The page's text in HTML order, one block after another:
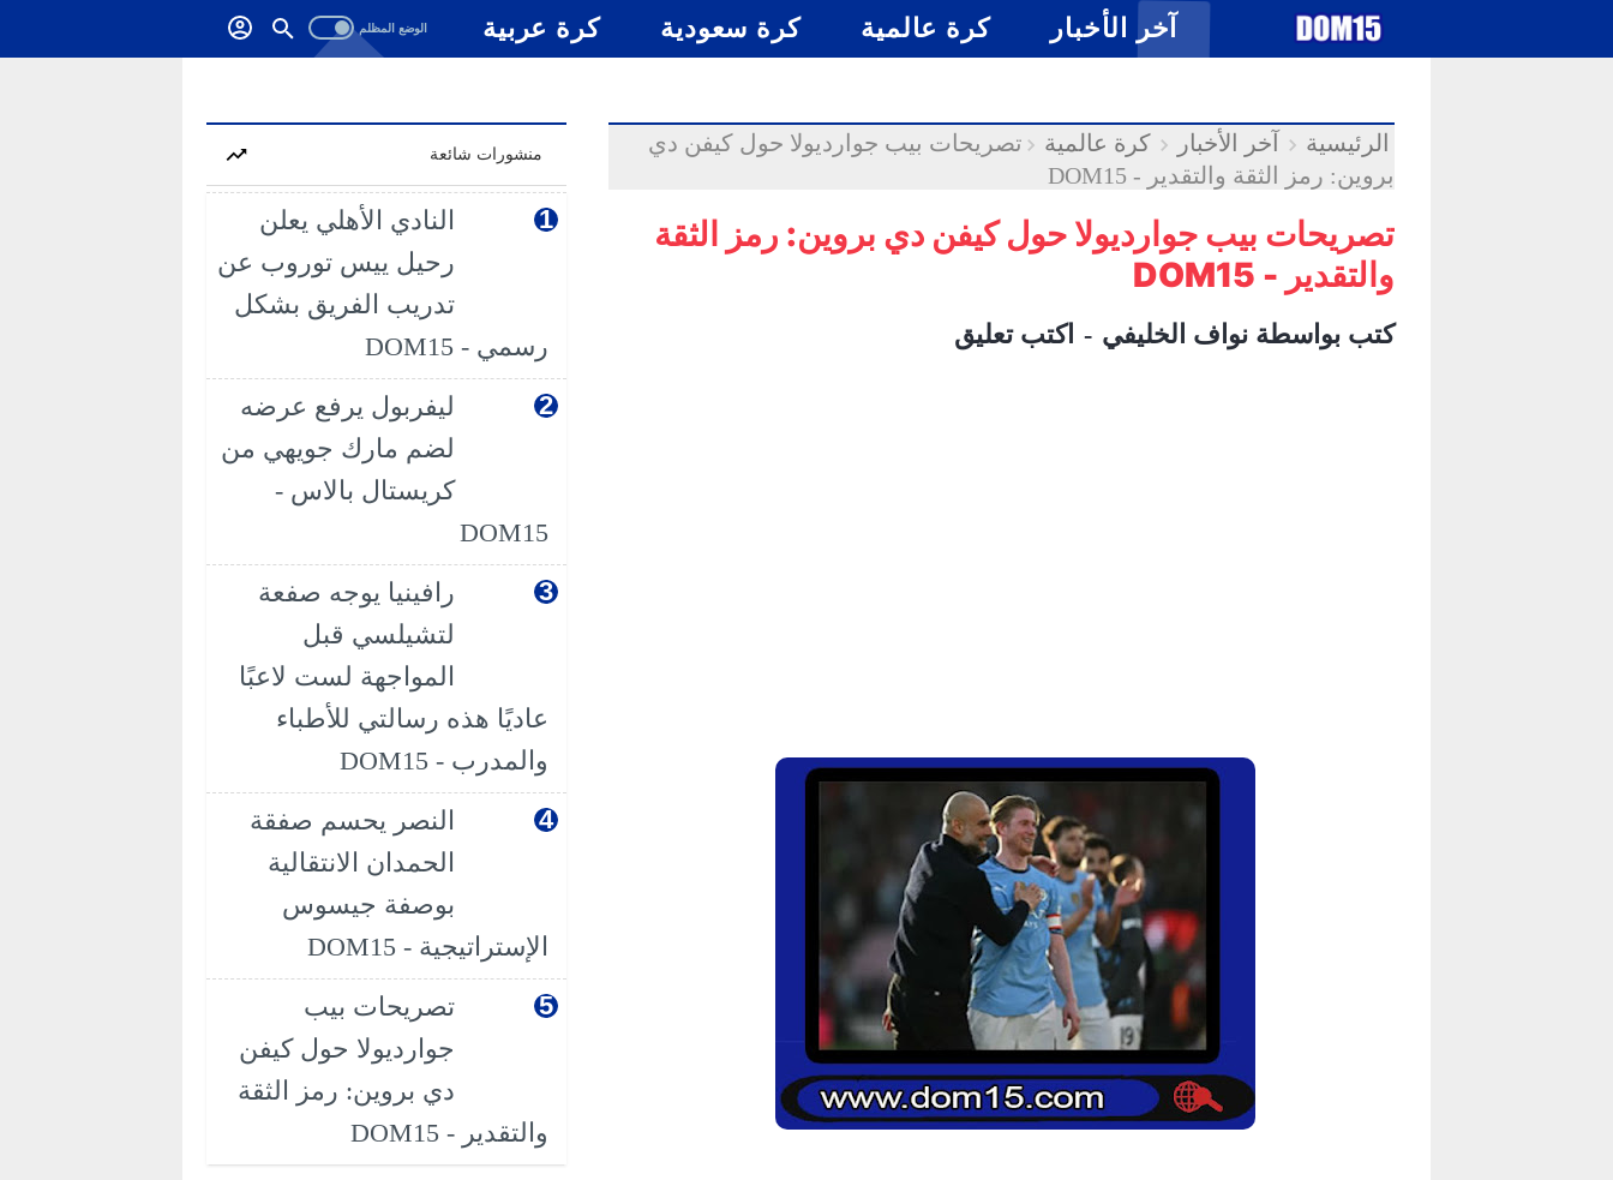
آخر الأخبار كرة عالمية كرة سعودية كرة عربية
الرئيسية آخر الأخبار كرة عالمية
تصريحات بيب جوارديولا حول كيفن دي
بروين: رمز الثقة والتقدير - DOM15
تصريحات بيب جوارديولا حول كيفن دي بروين: رمز الثقة
والتقدير - DOM15
كتب بواسطة نواف الخليفي اكتب تعليق
منشورات شائعة
النادي الأهلي يعلن
رحيل ييس توروب عن
تدريب الفريق بشكل
رسمي - DOM15
ليفربول يرفع عرضه
لضم مارك جويهي من
كريستال بالاس -
DOM15
رافينيا يوجه صفعة
لتشيلسي قبل
المواجهة لست لاعبًا
عاديًا هذه رسالتي للأطباء
والمدرب - DOM15
النصر يحسم صفقة
الحمدان الانتقالية
بوصفة جيسوس
الإستراتيجية - DOM15
تصريحات بيب
جوارديولا حول كيفن
دي بروين: رمز الثقة
والتقدير - DOM15